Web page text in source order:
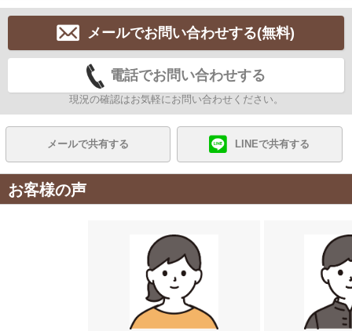
メールでお問い合わせする(無料)
電話でお問い合わせする
現況の確認はお気軽にお問い合わせください。
メールで共有する LINEで共有する
お客様の声